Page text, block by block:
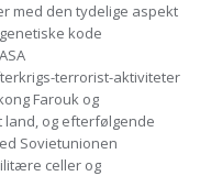
med den tydelige aspekt
kode
terrorist-aktiviteter
Farouk og
og efterfølgende
Sovietunionen
celler og